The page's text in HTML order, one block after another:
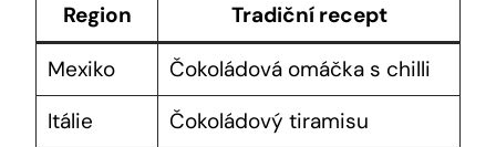
Region
Tradiční recept
Mexiko
Čokoládová omáčka s chilli
Itálie
Čokoládový tiramisu